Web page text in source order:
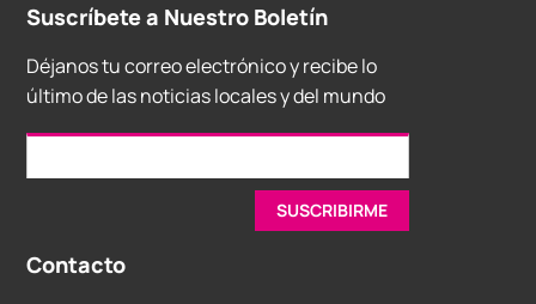
Suscríbete a Nuestro Boletín
Déjanos tu correo electrónico y recibe lo
último de las noticias locales y del mundo
Contacto